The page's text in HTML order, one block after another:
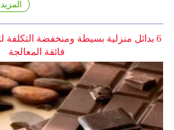
6 بدائل منزلية بسيطة ومنخفضة التكلفة
فائقة المعالجة